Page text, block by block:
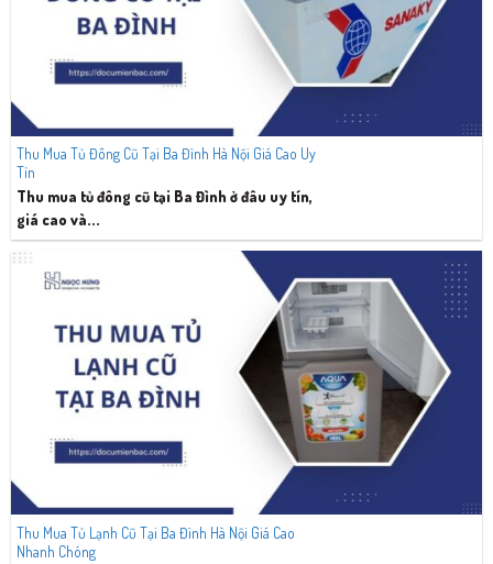
Thu Mua Tủ Đông Cũ Tại Ba Đình Hà Nội Giá Cao Uy
Tín
Thu mua tủ đông cũ tại Ba Đình ở đâu uy tín,
giá cao và...
Thu Mua Tủ Lạnh Cũ Tại Ba Đình Hà Nội Giá Cao
Nhanh Chóng